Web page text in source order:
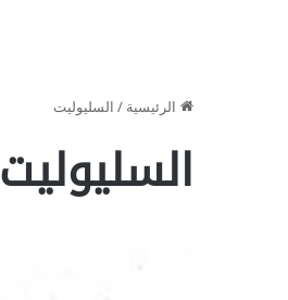
الرئيسية/السليوليت
السليوليت